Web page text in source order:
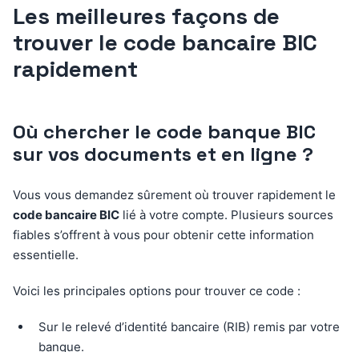
Les meilleures façons de
trouver le code bancaire BIC
rapidement
Où chercher le code banque BIC
sur vos documents et en ligne ?
Vous vous demandez sûrement où trouver rapidement le
code bancaire BIC lié à votre compte. Plusieurs sources
fiables s’offrent à vous pour obtenir cette information
essentielle.
Voici les principales options pour trouver ce code :
Sur le relevé d’identité bancaire (RIB) remis par votre
banque.